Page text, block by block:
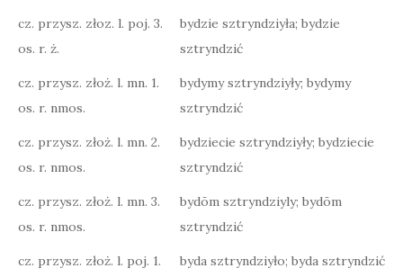
cz. przysz. złoz. l. poj. 3.
os. r. ż.
bydzie sztryndziyła; bydzie
sztryndzić
cz. przysz. złoż. l. mn. 1.
os. r. nmos.
bydymy sztryndziyły; bydymy
sztryndzić
cz. przysz. złoż. l. mn. 2.
os. r. nmos.
bydziecie sztryndziyły; bydziecie
sztryndzić
cz. przysz. złoż. l. mn. 3.
os. r. nmos.
bydōm sztryndziyly; bydōm
sztryndzić
cz. przysz. złoż. l. poj. 1.
byda sztryndziyło; byda sztryndzić